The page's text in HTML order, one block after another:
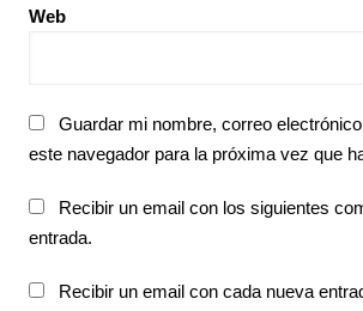
Web
Guardar mi nombre, correo
este navegador para la próxima vez que
Recibir un email con los siguientes
entrada.
Recibir un email con cada nueva